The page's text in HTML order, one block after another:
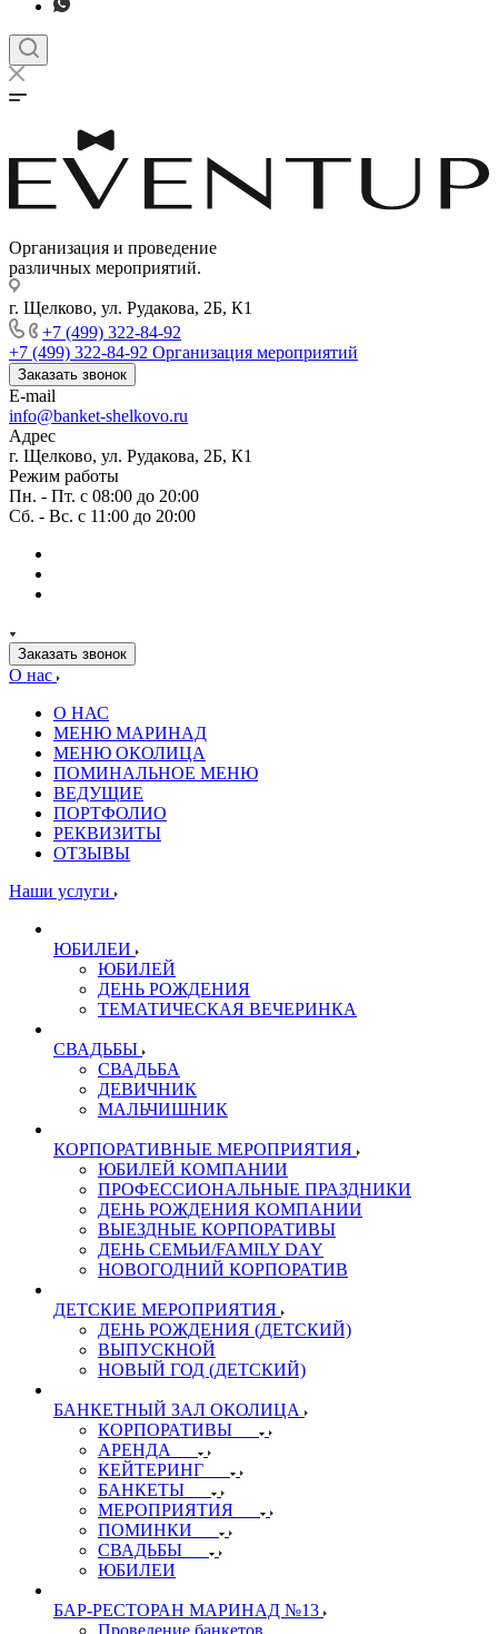
Организация и проведение
различных мероприятий.
г. Щелково, ул. Рудакова, 2Б, К1
+7 (499) 322-84-92
+7 (499) 322-84-92 Организация мероприятий
Заказать звонок
E-mail
info@banket-shelkovo.ru
Адрес
г. Щелково, ул. Рудакова, 2Б, К1
Режим работы
Пн. - Пт. с 08:00 до 20:00
Сб. - Вс. с 11:00 до 20:00
Заказать звонок
О нас
О НАС
МЕНЮ МАРИНАД
МЕНЮ ОКОЛИЦА
ПОМИНАЛЬНОЕ МЕНЮ
ВЕДУЩИЕ
ПОРТФОЛИО
РЕКВИЗИТЫ
ОТЗЫВЫ
Наши услуги
ЮБИЛЕИ
ЮБИЛЕЙ
ДЕНЬ РОЖДЕНИЯ
ТЕМАТИЧЕСКАЯ ВЕЧЕРИНКА
СВАДЬБЫ
СВАДЬБА
ДЕВИЧНИК
МАЛЬЧИШНИК
КОРПОРАТИВНЫЕ МЕРОПРИЯТИЯ
ЮБИЛЕЙ КОМПАНИИ
ПРОФЕССИОНАЛЬНЫЕ ПРАЗДНИКИ
ДЕНЬ РОЖДЕНИЯ КОМПАНИИ
ВЫЕЗДНЫЕ КОРПОРАТИВЫ
ДЕНЬ СЕМЬИ/FAMILY DAY
НОВОГОДНИЙ КОРПОРАТИВ
ДЕТСКИЕ МЕРОПРИЯТИЯ
ДЕНЬ РОЖДЕНИЯ (ДЕТСКИЙ)
ВЫПУСКНОЙ
НОВЫЙ ГОД (ДЕТСКИЙ)
БАНКЕТНЫЙ ЗАЛ ОКОЛИЦА
КОРПОРАТИВЫ
АРЕНДА
КЕЙТЕРИНГ
БАНКЕТЫ
МЕРОПРИЯТИЯ
ПОМИНКИ
СВАДЬБЫ
ЮБИЛЕИ
БАР-РЕСТОРАН МАРИНАД №13
Проведение банкетов